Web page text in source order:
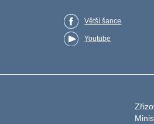
Větší šance
Youtube